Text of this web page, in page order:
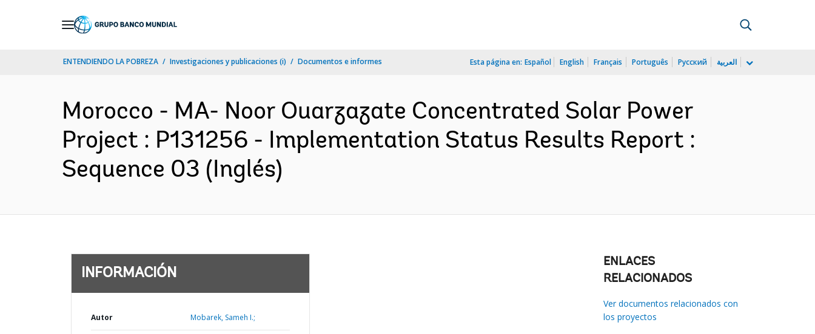
ENTENDIENDO LA POBREZA Investigaciones y publicaciones (i) Documentos e informes Esta página en: Español English Français Português Русский العربية
Morocco - MA- Noor Ouarzazate Concentrated Solar Power
Project : P131256 - Implementation Status Results Report :
Sequence 03 (Inglés)
INFORMACIÓN
Autor Mobarek, Sameh I.;
ENLACES
RELACIONADOS
Ver documentos relacionados con
los proyectos